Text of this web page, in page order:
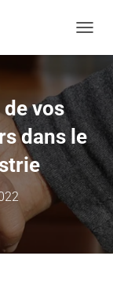
vos
dans le